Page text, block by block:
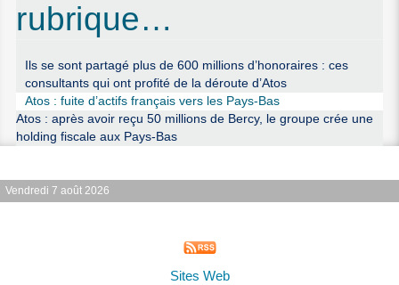
rubrique…
Ils se sont partagé plus de 600 millions d’honoraires : ces
consultants qui ont profité de la déroute d’Atos
Atos : fuite d’actifs français vers les Pays-Bas
Atos : après avoir reçu 50 millions de Bercy, le groupe crée une
holding fiscale aux Pays-Bas
Vendredi 7 août 2026
Sites Web